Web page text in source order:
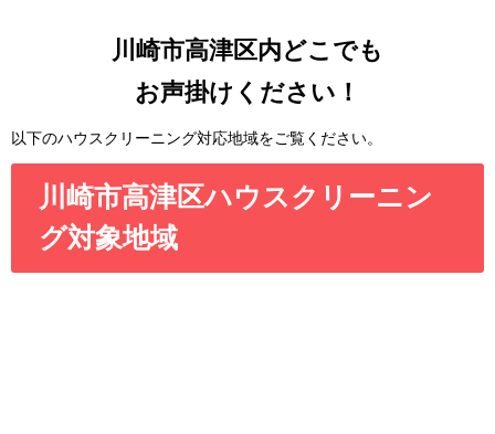
川崎市高津区内どこでも
お声掛けください！
以下のハウスクリーニング対応地域をご覧ください。
川崎市高津区ハウスクリーニン
グ対象地域